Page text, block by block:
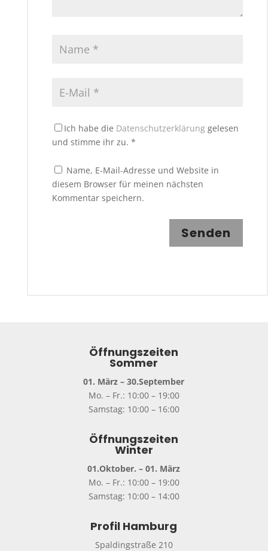
Ich habe die Datenschutzerklärunggelesen
und stimme ihr zu. *
Name, E-Mail-Adresse und Website in
diesem Browser für meinen nächsten
Kommentar speichern.
Senden
Öffnungszeiten
Sommer
01. März – 30.September
Mo. – Fr.: 10:00 – 19:00
Samstag: 10:00 – 16:00
Öffnungszeiten
Winter
01.Oktober. – 01. März
Mo. – Fr.: 10:00 – 19:00
Samstag: 10:00 – 14:00
Profil Hamburg
Spaldingstraße 210